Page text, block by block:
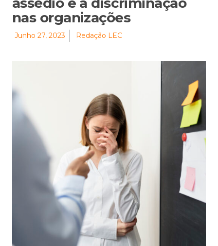
nas organizações
Junho 27, 2023 Redação LEC